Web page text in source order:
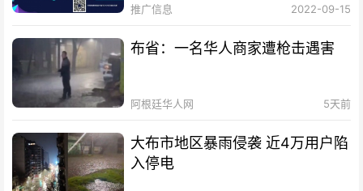
推广信息 2022-09-15
布省：一名华人商家遭枪击遇害
阿根廷华人网 5天前
大布市地区暴雨侵袭 近4万用户陷
入停电